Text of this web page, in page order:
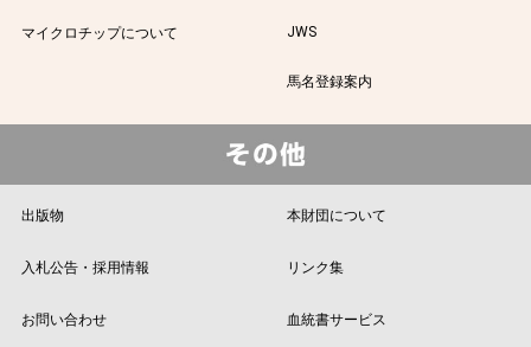
マイクロチップについて JWS
馬名登録案内
出版物 本財団について
入札公告・採用情報 リンク集
お問い合わせ 血統書サービス